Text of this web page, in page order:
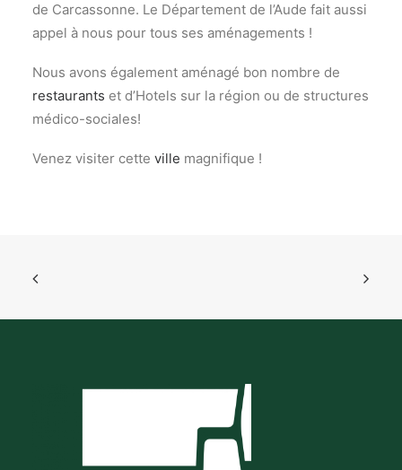
de Carcassonne. Le Département de l’Aude fait aussi
appel à nous pour tous ses aménagements !
Nous avons également aménagé bon nombre de
restaurants et d’Hotels sur la région ou de structures
médico-sociales!
Venez visiter cette ville magnifique !